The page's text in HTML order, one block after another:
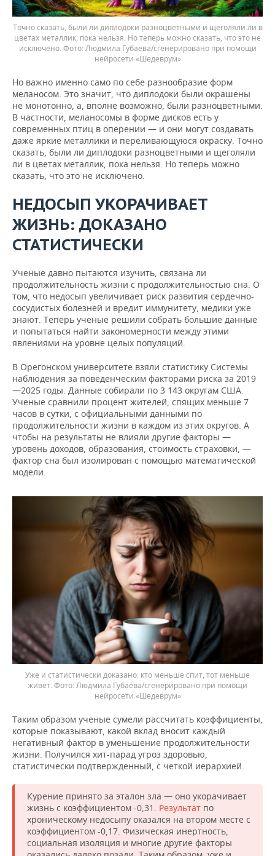
Точно сказать, были ли диплодоки разноцветными и щеголяли ли в
цветах металлик, пока нельзя. Но теперь можно сказать, что это не
исключено.
Людмила Губаева/сгенерировано при помощи
нейросети «Шедеврум»
Но важно именно само по себе разнообразие форм
меланосом. Это значит, что диплодоки были окрашены
не монотонно, а, вполне возможно, были разноцветными.
В частности, меланосомы в форме дисков есть у
современных птиц в оперении — и они могут создавать
даже яркие металлики и переливающуюся окраску. Точно
сказать, были ли диплодоки разноцветными и щеголяли
ли в цветах металлик, пока нельзя. Но теперь можно
сказать, что это не исключено.
НЕДОСЫП УКОРАЧИВАЕТ
ЖИЗНЬ: ДОКАЗАНО
СТАТИСТИЧЕСКИ
Ученые давно пытаются изучить, связана ли
продолжительность жизни с продолжительностью сна. О
том, что недосып увеличивает риск развития сердечно-
сосудистых болезней и вредит иммунитету, медики уже
знают. Теперь ученые решили собрать большие данные
и попытаться найти закономерности между этими
явлениями на уровне целых популяций.
В Орегонском университете взяли статистику Системы
наблюдения за поведенческим факторами риска за 2019
—2025 годы. Данные собирали по 3 143 округам США.
Ученые сравнили процент жителей, спящих меньше 7
часов в сутки, с официальными данными по
продолжительности жизни в каждом из этих округов. А
чтобы на результаты не влияли другие факторы —
уровень доходов, образования, стоимость страховки, —
фактор сна был изолирован с помощью математической
модели.
Уже и статистически доказано: кто меньше спит, тот меньше
живет.
Людмила Губаева/сгенерировано при помощи
нейросети «Шедеврум»
Таким образом ученые сумели рассчитать коэффициенты,
которые показывают, какой вклад вносит каждый
негативный фактор в уменьшение продолжительности
жизни. Получился хит-парад угроз здоровью,
статистически подтвержденный, с четкой иерархией.
Курение принято за эталон зла — оно укорачивает
жизнь с коэффициентом -0,31. Результат по
хроническому недосыпу оказался на втором месте с
коэффициентом -0,17. Физическая инертность,
социальная изоляция и многие другие факторы